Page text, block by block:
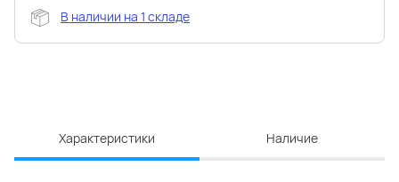
В наличии на 1 складе
Характеристики Наличие